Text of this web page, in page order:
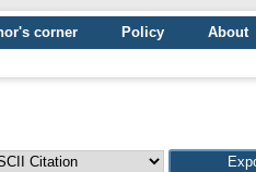
corner Policy
About